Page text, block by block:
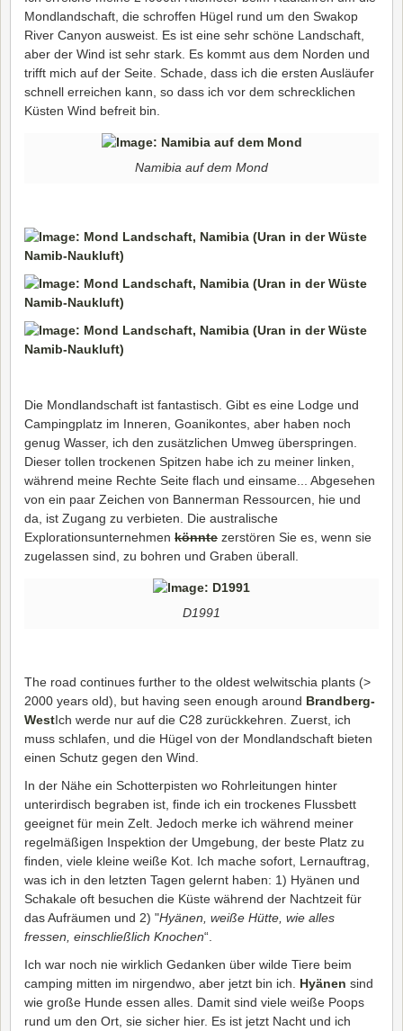
Mondlandschaft, die schroffen Hügel rund um den Swakop
River Canyon ausweist. Es ist eine sehr schöne Landschaft,
aber der Wind ist sehr stark. Es kommt aus dem Norden und
trifft mich auf der Seite. Schade, dass ich die ersten Ausläufer
schnell erreichen kann, so dass ich vor dem schrecklichen
Küsten Wind befreit bin.
Namibia auf dem Mond
Die Mondlandschaft ist fantastisch. Gibt es eine Lodge und
Campingplatz im Inneren, Goanikontes, aber haben noch
genug Wasser, ich den zusätzlichen Umweg überspringen.
Dieser tollen trockenen Spitzen habe ich zu meiner linken,
während meine Rechte Seite flach und einsame... Abgesehen
von ein paar Zeichen von Bannerman Ressourcen, hie und
da, ist Zugang zu verbieten. Die australische
Explorationsunternehmen könnte zerstören Sie es, wenn sie
zugelassen sind, zu bohren und Graben überall.
D1991
The road continues further to the oldest welwitschia plants (>
2000 years old), but having seen enough around Brandberg-
WestIch werde nur auf die C28 zurückkehren. Zuerst, ich
muss schlafen, und die Hügel von der Mondlandschaft bieten
einen Schutz gegen den Wind.
In der Nähe ein Schotterpisten wo Rohrleitungen hinter
unterirdisch begraben ist, finde ich ein trockenes Flussbett
geeignet für mein Zelt. Jedoch merke ich während meiner
regelmäßigen Inspektion der Umgebung, der beste Platz zu
finden, viele kleine weiße Kot. Ich mache sofort, Lernauftrag,
was ich in den letzten Tagen gelernt haben: 1) Hyänen und
Schakale oft besuchen die Küste während der Nachtzeit für
das Aufräumen und 2) "Hyänen, weiße Hütte, wie alles
fressen, einschließlich Knochen“.
Ich war noch nie wirklich Gedanken über wilde Tiere beim
camping mitten im nirgendwo, aber jetzt bin ich. Hyänen sind
wie große Hunde essen alles. Damit sind viele weiße Poops
rund um den Ort, sie sicher hier. Es ist jetzt Nacht und ich